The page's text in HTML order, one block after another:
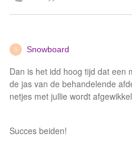
S Snowboard
Dan is het idd hoog tijd dat een
de jas van de behandelende
netjes met jullie wordt
Succes beiden!